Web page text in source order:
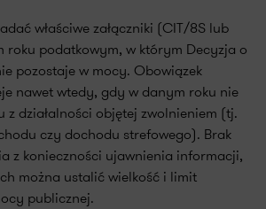
właściwe załączniki (CIT/8S lub
roku podatkowym, w którym Decyzja o
pozostaje w mocy. Obowiązek
nawet wtedy, gdy w danym roku nie
z działalności objętej zwolnieniem (tj.
czy dochodu strefowego). Brak
z konieczności ujawnienia informacji,
można ustalić wielkość i limit
publicznej.